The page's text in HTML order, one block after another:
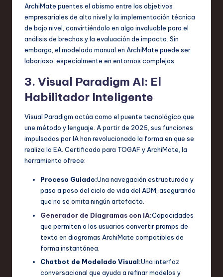
ArchiMate puentes el abismo entre los objetivos
empresariales de alto nivel y la implementación técnica
de bajo nivel, convirtiéndolo en algo invaluable para el
análisis de brechas y la evaluación de impacto. Sin
embargo, el modelado manual en ArchiMate puede ser
laborioso, especialmente en entornos complejos.
3. Visual Paradigm AI: El
Habilitador Inteligente
Visual Paradigm actúa como el puente tecnológico que
une método y lenguaje. A partir de 2026, sus funciones
impulsadas por IA han revolucionado la forma en que se
realiza la EA. Certificado para TOGAF y ArchiMate, la
herramienta ofrece:
Proceso Guiado:Una navegación estructurada y
paso a paso del ciclo de vida del ADM, asegurando
que no se omita ningún artefacto.
Generador de Diagramas con IA:Capacidades
que permiten a los usuarios convertir promps de
texto en diagramas ArchiMate compatibles de
forma instantánea.
Chatbot de Modelado Visual:Una interfaz
conversacional que ayuda a refinar modelos y